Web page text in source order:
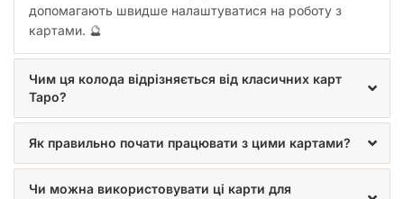
допомагають швидше налаштуватися на роботу з
картами. 🔮
Чим ця колода відрізняється від класичних карт
Таро?
Як правильно почати працювати з цими картами?
Чи можна використовувати ці карти для